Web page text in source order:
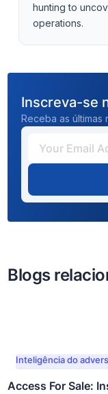
hunting to
operations.
Inscreva-se
Receba as últimas
Blogs
Este é um texto
de um bloco div.
Inteligência do
Access For Sale: